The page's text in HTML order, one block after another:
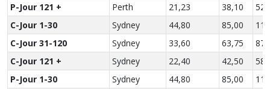
P-Jour 121 +
Perth 21,23 38,10
C-Jour 1-30
Sydney 44,80 85,00
C-Jour 31-120
Sydney 33,60 63,75
C-Jour 121 +
Sydney 22,40 42,50
P-Jour 1-30
Sydney 44,80 85,00